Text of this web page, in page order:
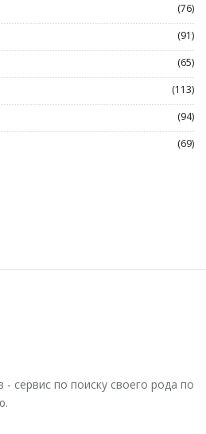
(76)
(91)
(65)
(113)
(94)
(69)
сервис по поиску своего рода по